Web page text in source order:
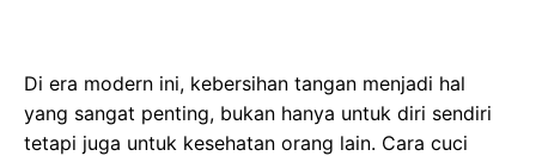
Di era modern ini, kebersihan tangan menjadi hal
yang sangat penting, bukan hanya untuk diri sendiri
tetapi juga untuk kesehatan orang lain. Cara cuci